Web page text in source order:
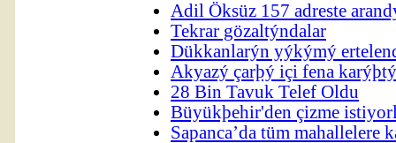
Adil Öksüz 157 adreste
Tekrar gözaltýndalar
Dükkanlarýn yýkýmý
Akyazý çarþý içi fena
28 Bin Tavuk Telef Oldu
Büyükþehir'den çizme
Sapanca’da tüm mahallelere